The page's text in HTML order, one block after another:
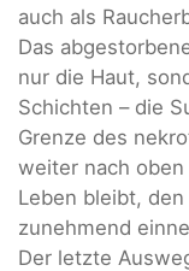
auch als
Das
nur die Haut,
Schichten – die
Grenze des
weiter nach
Leben bleibt,
zunehmend
Der letzte